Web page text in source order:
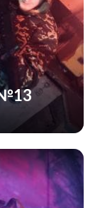
№13